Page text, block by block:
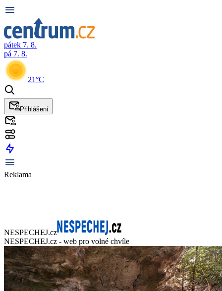
pátek 7. 8.
pá 7. 8.
21°C
Přihlášení
Reklama
NESPECHEJ.cz
NESPECHEJ.cz - web pro volné chvíle